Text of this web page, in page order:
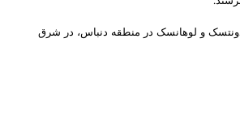
و لوهانسک در منطقه دنباس، در شرق